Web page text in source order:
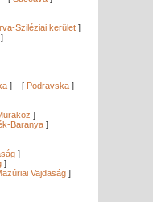
Sziléziai kerület ]
]
] [ Podravska ]
]
Baranya ]
]
]
Vajdaság ]